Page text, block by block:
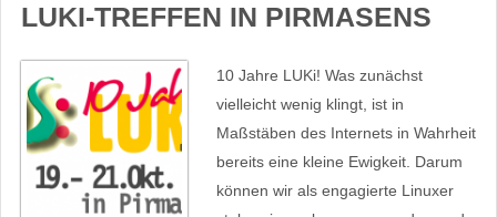
LUKI-TREFFEN IN PIRMASENS
10 Jahre LUKi! Was zunächst
vielleicht wenig klingt, ist in
Maßstäben des Internets in Wahrheit
bereits eine kleine Ewigkeit. Darum
können wir als engagierte Linuxer